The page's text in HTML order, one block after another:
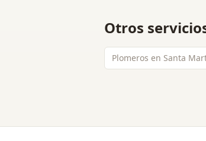
Otros
Plomeros en Santa